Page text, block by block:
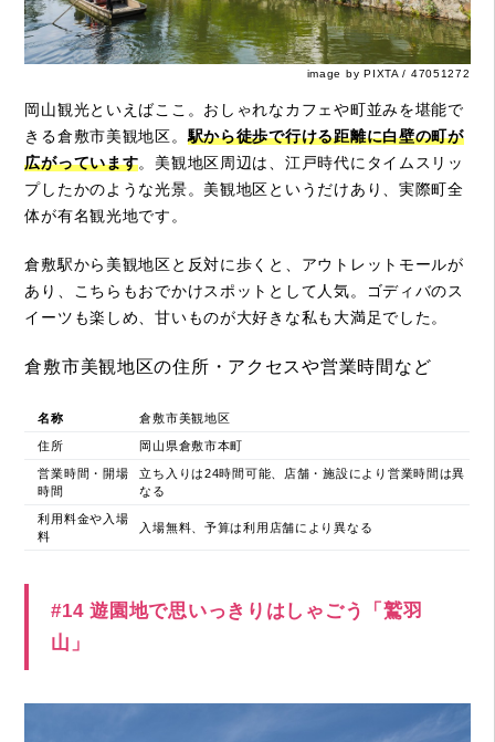
image by PIXTA / 47051272
岡山観光といえばここ。おしゃれなカフェや町並みを堪能で
きる倉敷市美観地区。 駅から徒歩で行ける距離に白壁の町が
広がっています。美観地区周辺は、江戸時代にタイムスリッ
プしたかのような光景。美観地区というだけあり、実際町全
体が有名観光地です。
倉敷駅から美観地区と反対に歩くと、アウトレットモールが
あり、こちらもおでかけスポットとして人気。ゴディバのス
イーツも楽しめ、甘いものが大好きな私も大満足でした。
倉敷市美観地区の住所・アクセスや営業時間など
名称 倉敷市美観地区
住所 岡山県倉敷市本町
営業時間・開場
時間
立ち入りは24時間可能、店舗・施設により営業時間は異
なる
利用料金や入場
料
入場無料、予算は利用店舗により異なる
#14 遊園地で思いっきりはしゃごう「鷲羽
山」